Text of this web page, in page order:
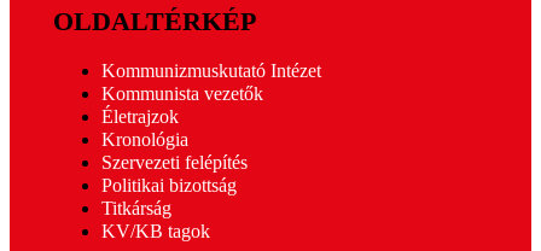
OLDALTÉRKÉP
Kommunizmuskutató Intézet
Kommunista vezetők
Életrajzok
Kronológia
Szervezeti felépítés
Politikai bizottság
Titkárság
KV/KB tagok